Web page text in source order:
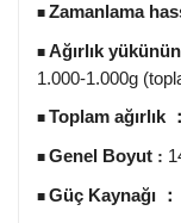
■ Zamanlama
■ Ağırlık
1.000-1.000g
■ Toplam ağırlık ：
■ Genel Boyut :
■ Güç Kaynağı ：